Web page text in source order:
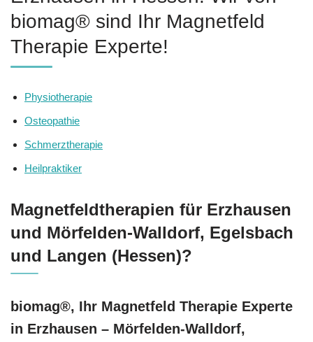
biomag® sind Ihr Magnetfeld
Therapie Experte!
Physiotherapie
Osteopathie
Schmerztherapie
Heilpraktiker
Magnetfeldtherapien für Erzhausen
und Mörfelden-Walldorf, Egelsbach
und Langen (Hessen)?
biomag®, Ihr Magnetfeld Therapie Experte
in Erzhausen – Mörfelden-Walldorf,